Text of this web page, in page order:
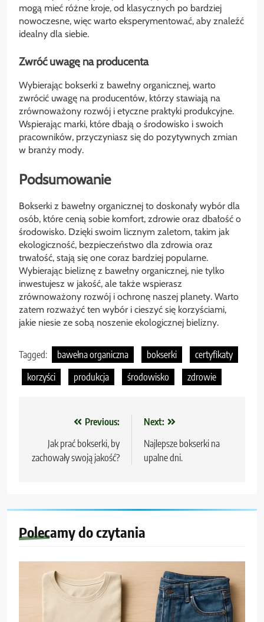
mogą mieć różne kroje, od klasycznych po bardziej
nowoczesne, więc warto eksperymentować, aby znaleźć
idealny dla siebie.
Zwróć uwagę na producenta
Wybierając bokserki z bawełny organicznej, warto
zwrócić uwagę na producentów, którzy stawiają na
zrównoważony rozwój i etyczne praktyki produkcyjne.
Wspierając marki, które dbają o środowisko i swoich
pracowników, przyczyniasz się do pozytywnych zmian
w branży mody.
Podsumowanie
Bokserki z bawełny organicznej to doskonały wybór dla
osób, które cenią sobie komfort, zdrowie oraz dbałość o
środowisko. Dzięki swoim licznym zaletom, takim jak
ekologiczność, bezpieczeństwo dla zdrowia oraz
trwałość, stają się one coraz bardziej popularne.
Wybierając bieliznę z bawełny organicznej, nie tylko
inwestujesz w jakość, ale także wspierasz
zrównoważony rozwój i ochronę naszej planety. Warto
zatem rozważyć ten wybór i cieszyć się korzyściami,
jakie niesie ze sobą noszenie ekologicznej bielizny.
Tagged: bawełna organiczna bokserki
certyfikaty
korzyści
produkcja środowisko zdrowie
Nawigacja
wpisu
Previous:
Jak prać bokserki, by
zachowały swoją jakość?
Next:
Najlepsze bokserki na
upalne dni.
Polecamy do czytania